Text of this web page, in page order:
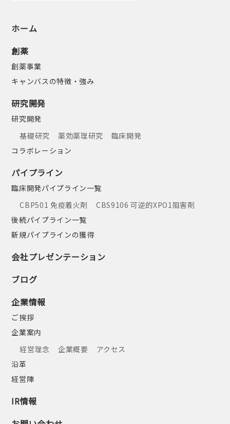
ホーム
創薬
創薬事業
キャンバスの特徴・強み
研究開発
研究開発
基礎研究
薬効薬理研究
臨床開発
コラボレーション
パイプライン
臨床開発パイプライン一覧
CBP501 免疫着火剤
CBS9106 可逆的XPO1阻害剤
後続パイプライン一覧
新規パイプラインの獲得
会社プレゼンテーション
ブログ
企業情報
ご挨拶
企業案内
経営理念
企業概要
アクセス
沿革
経営陣
IR情報